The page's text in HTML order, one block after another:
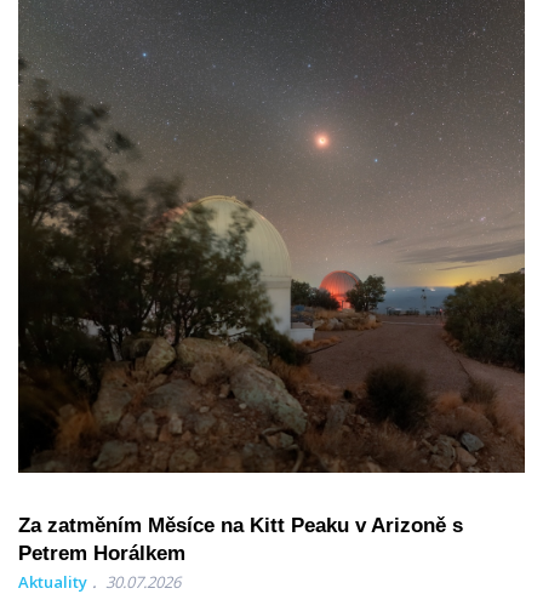
Za zatměním Měsíce na Kitt Peaku v Arizoně s
Petrem Horálkem
Aktuality 30.07.2026